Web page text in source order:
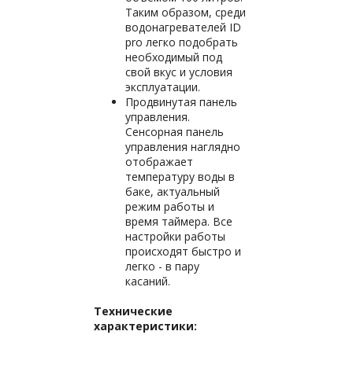
Таким образом, среди
водонагревателей ID
pro легко подобрать
необходимый под
свой вкус и условия
эксплуатации.
Продвинутая панель
управления.
Сенсорная панель
управления наглядно
отображает
температуру воды в
баке, актуальный
режим работы и
время таймера. Все
настройки работы
происходят быстро и
легко - в пару
касаний.
Технические
характеристики: